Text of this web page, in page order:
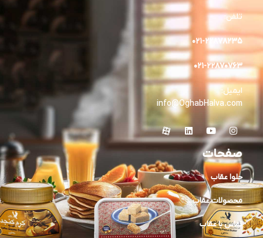
تلفن:
۰۲۱-۲۲۸۷۸۲٣۵
۰۲۱-۲۲۸۷۰۷۶۳
ایمیل:
info@OghabHalva.com
صفحات
حلوا عقاب
محصولات عقاب
تماس با عقاب